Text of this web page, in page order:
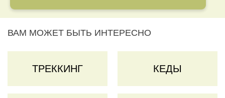
ВАМ МОЖЕТ БЫТЬ ИНТЕРЕСНО
ТРЕККИНГ КЕДЫ